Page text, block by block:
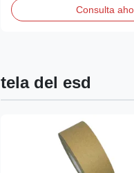
Consulta
tela del esd